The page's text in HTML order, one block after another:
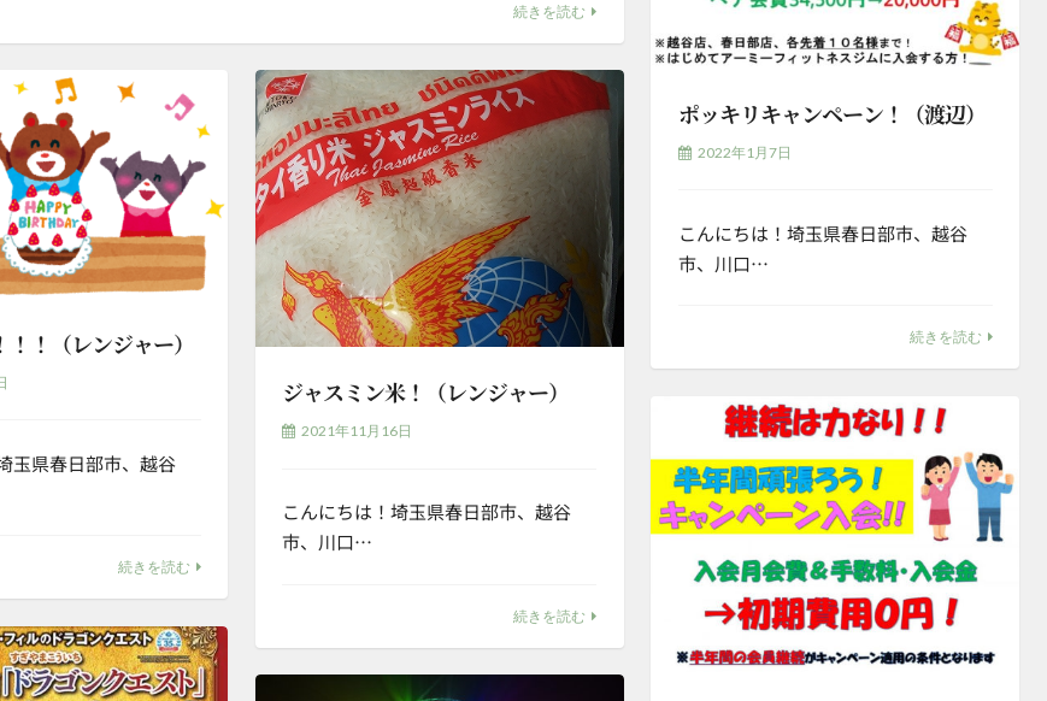
続きを読む
ポッキリキャンペーン！（渡辺）
2022年1月7日
こんにちは！埼玉県春日部市、越谷
市、川口…
続きを読む
！（レンジャー）
玉県春日部市、越谷
続きを読む
ジャスミン米！（レンジャー）
2021年11月16日
こんにちは！埼玉県春日部市、越谷
市、川口…
続きを読む